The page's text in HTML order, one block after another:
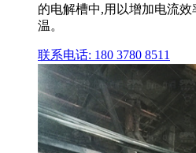
的电解槽中,用以增加电流
温。
联系电话: 180 3780 8511